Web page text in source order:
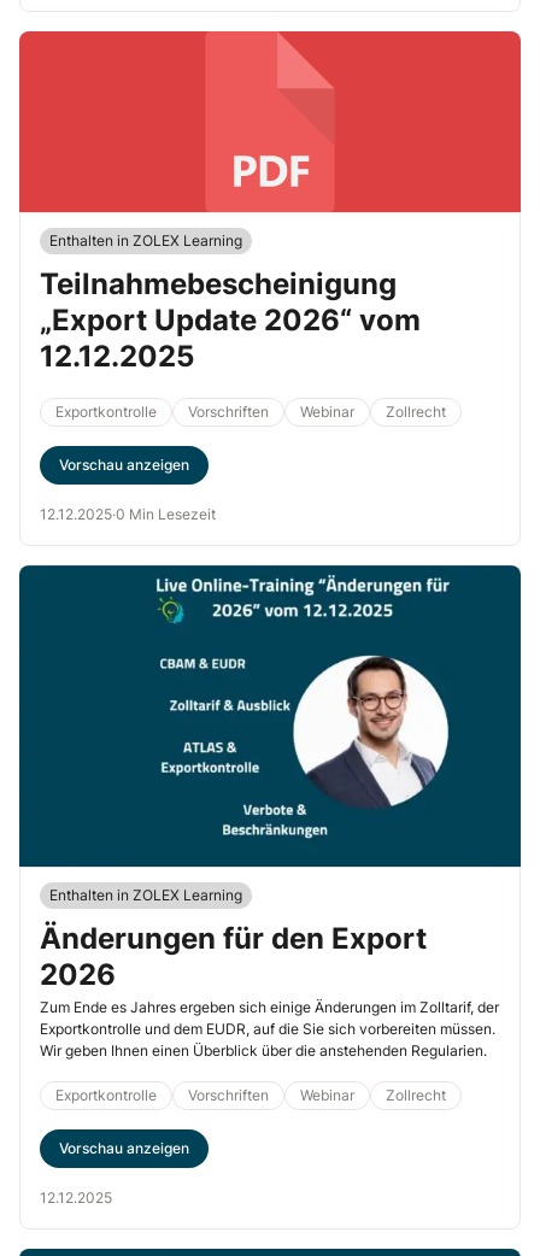
Enthalten in ZOLEX Learning
Teilnahmebescheinigung
„Export Update 2026“ vom
12.12.2025
Exportkontrolle Vorschriften Webinar Zollrecht
Vorschau anzeigen
12.12.2025·0 Min Lesezeit
Enthalten in ZOLEX Learning
Änderungen für den Export
2026
Zum Ende es Jahres ergeben sich einige Änderungen im Zolltarif, der
Exportkontrolle und dem EUDR, auf die Sie sich vorbereiten müssen.
Wir geben Ihnen einen Überblick über die anstehenden Regularien.
Exportkontrolle Vorschriften Webinar Zollrecht
Vorschau anzeigen
12.12.2025